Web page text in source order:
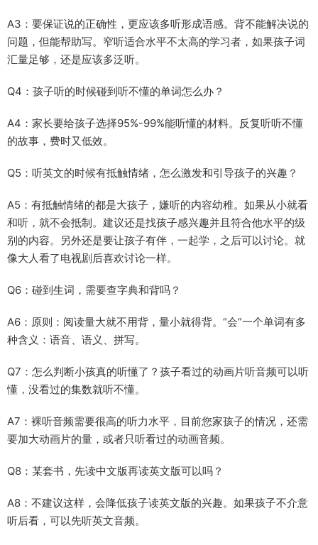
A3：要保证说的正确性，更应该多听形成语感。背不能解决说的
问题，但能帮助写。窄听适合水平不太高的学习者，如果孩子词
汇量足够，还是应该多泛听。
Q4：孩子听的时候碰到听不懂的单词怎么办？
A4：家长要给孩子选择95%-99%能听懂的材料。反复听听不懂
的故事，费时又低效。
Q5：听英文的时候有抵触情绪，怎么激发和引导孩子的兴趣？
A5：有抵触情绪的都是大孩子，嫌听的内容幼稚。如果从小就看
和听，就不会抵制。建议还是找孩子感兴趣并且符合他水平的级
别的内容。另外还是要让孩子有伴，一起学，之后可以讨论。就
像大人看了电视剧后喜欢讨论一样。
Q6：碰到生词，需要查字典和背吗？
A6：原则：阅读量大就不用背，量小就得背。“会”一个单词有多
种含义：语音、语义、拼写。
Q7：怎么判断小孩真的听懂了？孩子看过的动画片听音频可以听
懂，没看过的集数就听不懂。
A7：裸听音频需要很高的听力水平，目前您家孩子的情况，还需
要加大动画片的量，或者只听看过的动画音频。
Q8：某套书，先读中文版再读英文版可以吗？
A8：不建议这样，会降低孩子读英文版的兴趣。如果孩子不介意
听后看，可以先听英文音频。